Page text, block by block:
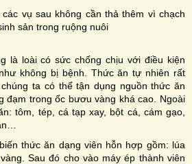
vụ sau không cần thả thêm vì chạch
sản trong ruộng nuôi
là loài có sức chống chịu với điều kiện
không bị bệnh. Thức ăn tự nhiên rất
ta có thể tận dụng nguồn thức ăn
đạm trong ốc bươu vàng khá cao. Ngoài
tôm, tép, cá tạp xay, bột cá, cám gạo,
thức ăn dạng viên hỗn hợp gồm: lúa
Sau đó cho vào máy ép thành viên